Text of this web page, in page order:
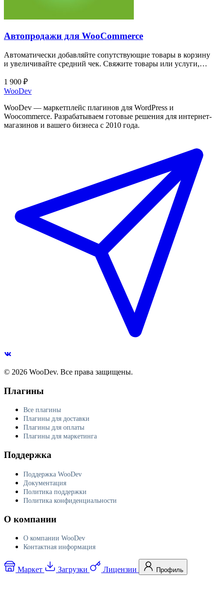
Автопродажи для WooCommerce
Автоматически добавляйте сопутствующие товары в корзину
и увеличивайте средний чек. Свяжите товары или услуги,…
1 900 ₽
WooDev
WooDev — маркетплейс плагинов для WordPress и
Woocommerce. Разрабатываем готовые решения для интернет-
магазинов и вашего бизнеса с 2010 года.
© 2026 WooDev. Все права защищены.
Плагины
Все плагины
Плагины для доставки
Плагины для оплаты
Плагины для маркетинга
Поддержка
Поддержка WooDev
Документация
Политика поддержки
Политика конфиденциальности
О компании
О компании WooDev
Контактная информация
Маркет Загрузки Лицензии Профиль